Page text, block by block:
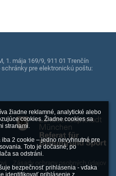
žiadne reklamné, analytické alebo
cookies. Žiadne cookies sa
stranami.
iba 2 cookie – jedno nevyhnutné pre
Toto je dočasné, po
sa odstráni.
bezpečnosť prihlásenia - vďaka
identifikovať prihlásenie z
1. mája 169/9, 911 01 Trenčín
pre elektronickú poštu:
Zásady ochrany osobných údajov